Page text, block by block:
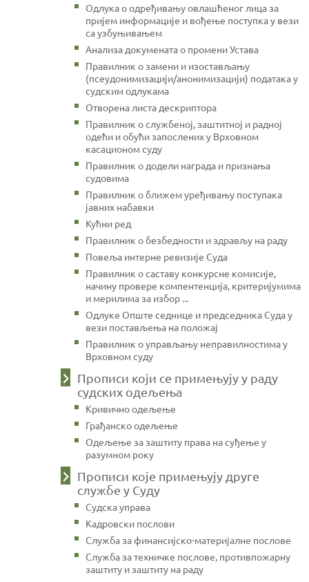
Одлука о одређивању овлашћеног лица за
пријем информације и вођење поступка у вези
са узбуњивањем
Анализа докумената о промени Устава
Правилник о замени и изостављању
(псеудонимизацији/анонимизацији) података у
судским одлукама
Отворена листа дескриптора
Правилник о службеној, заштитној и радној
одећи и обући запослених у Врховном
касационом суду
Правилник о додели награда и признања
судовима
Правилник о ближем уређивању поступака
јавних набавки
Кућни ред
Правилник о безбедности и здрављу на раду
Повеља интерне ревизије Суда
Правилник о саставу конкурсне комисије,
начину провере компентенција, критеријумима
и мерилима за избор ...
Одлуке Опште седнице и председника Суда у
вези постављења на положај
Правилник о управљању неправилностима у
Врховном суду
Прописи који се примењују у раду
судских одељења
Кривично одељење
Грађанско одељење
Одељење за заштиту права на суђење у
разумном року
Прописи које примењују друге
службе у Суду
Судска управа
Кадровски послови
Служба за финансијско-материјалне послове
Служба за техничке послове, противпожарну
заштиту и заштиту на раду